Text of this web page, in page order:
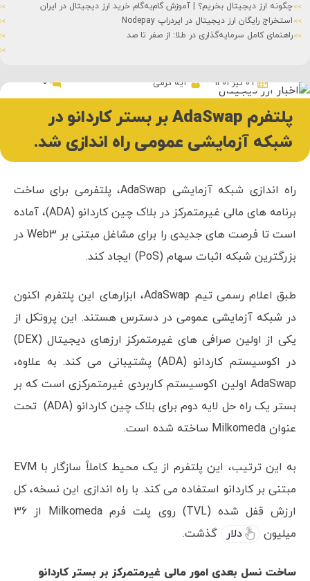
دیجیتال در ایران
تفاوت کوین و توکن
شت کوین (Shitcoin) چیست؟
شبکه های بلاک چین
پلتفرم AdaSwap بر بستر کاردانو در
شبکه آزمایشی عمومی راه اندازی شد.
09 تیر 1401 آیه کرمی 0
راه اندازی شبکه آزمایشی AdaSwap، پلتفرمی برای ساخت
برنامه های مالی غیرمتمرکز در بلاک چین کاردانو (ADA)، آماده
است تا فرصت های جدیدی را برای مشاغل مبتنی بر Web3 در
بزرگترین شبکه اثبات سهام (PoS) ایجاد کند.
طبق اعلام رسمی تیم AdaSwap، ابزارهای این پلتفرم اکنون
در شبکه آزمایشی عمومی در دسترس هستند. این پروتکل از
یکی از اولین صرافی های غیرمتمرکز ارزهای دیجیتال (DEX)
در اکوسیستم کاردانو (ADA) پشتیبانی می کند. به علاوه،
AdaSwap اولین اکوسیستم کاربردی غیرمتمرکزی است که بر
بستر یک راه حل لایه دوم برای بلاک چین کاردانو (ADA) تحت
عنوان Milkomeda ساخته شده است.
به این ترتیب، این پلتفرم از یک محیط کاملاً سازگار با EVM
مبتنی بر کاردانو استفاده می کند. با راه اندازی این نسخه، کل
ارزش قفل شده (TVL) روی پلت فرم Milkomeda از 36
میلیون
دلار گذشت.
ساخت نسل بعدی امور مالی غیرمتمرکز بر بستر کاردانو